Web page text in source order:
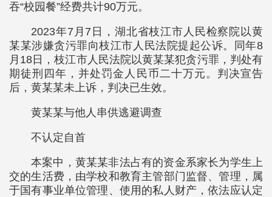
吞“校园餐”经费共计90万元。
2023年7月7日，湖北省枝江市人民检察院以黄
某某涉嫌贪污罪向枝江市人民法院提起公诉。同年8
月18日，枝江市人民法院以黄某某犯贪污罪，判处有
期徒刑四年，并处罚金人民币二十万元。判决宣告
后，黄某某未上诉，判决已生效。
黄某某与他人串供逃避调查
不认定自首
本案中，黄某某非法占有的资金系家长为学生上
交的生活费，由学校和教育主管部门监督、管理，属
于国有事业单位管理、使用的私人财产，依法应认定